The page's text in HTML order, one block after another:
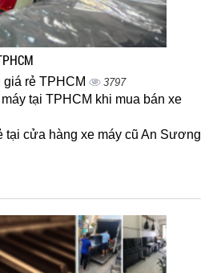
rẻ TPHCM 3797
tại TPHCM khi mua bán xe
tại cửa hàng xe máy cũ An Sương